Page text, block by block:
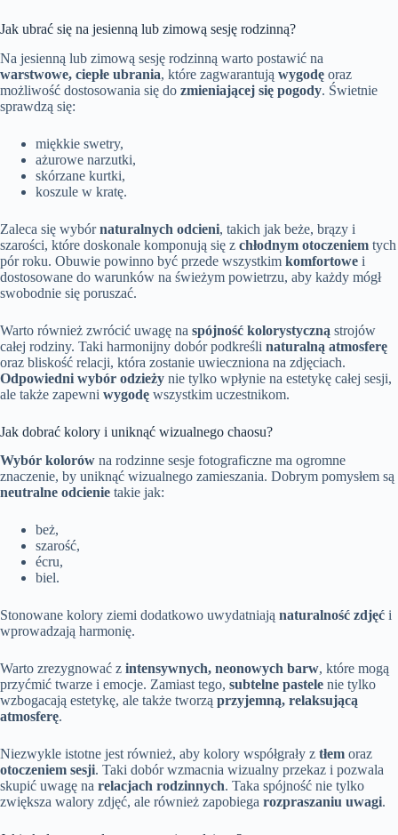
Jak ubrać się na jesienną lub zimową sesję rodzinną?
Na jesienną lub zimową sesję rodzinną warto postawić na
warstwowe, ciepłe ubrania, które zagwarantują wygodę oraz
możliwość dostosowania się do zmieniającej się pogody. Świetnie
sprawdzą się:
miękkie swetry,
ażurowe narzutki,
skórzane kurtki,
koszule w kratę.
Zaleca się wybórnaturalnych odcieni, takich jak beże, brązy i
szarości, które doskonale komponują się z chłodnym otoczeniem tych
pór roku. Obuwie powinno być przede wszystkim komfortowe i
dostosowane do warunków na świeżym powietrzu, aby każdy mógł
swobodnie się poruszać.
Warto również zwrócić uwagę na spójność kolorystyczną strojów
całej rodziny. Taki harmonijny dobór podkreśli naturalną atmosferę
oraz bliskość relacji, która zostanie uwieczniona na zdjęciach.
Odpowiedni wybór odzieży nie tylko wpłynie na estetykę całej sesji,
ale także zapewni wygodę wszystkim uczestnikom.
Jak dobrać kolory i uniknąć wizualnego chaosu?
Wybór kolorów na rodzinne sesje fotograficzne ma ogromne
znaczenie, by uniknąć wizualnego zamieszania. Dobrym pomysłem są
neutralne odcienie takie jak:
beż,
szarość,
écru,
biel.
Stonowane kolory ziemi dodatkowo uwydatniają naturalność zdjęć i
wprowadzają harmonię.
Warto zrezygnować z intensywnych, neonowych barw, które mogą
przyćmić twarze i emocje. Zamiast tego, subtelne pastele nie tylko
wzbogacają estetykę, ale także tworzą przyjemną, relaksującą
atmosferę.
Niezwykle istotne jest również, aby kolory współgrały z tłem oraz
otoczeniem sesji. Taki dobór wzmacnia wizualny przekaz i pozwala
skupić uwagę na relacjach rodzinnych. Taka spójność nie tylko
zwiększa walory zdjęć, ale również zapobiega rozpraszaniu uwagi.